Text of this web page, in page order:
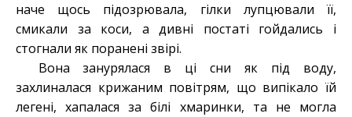
наче щось підозрювала, гілки лупцювали її,
смикали за коси, а дивні постаті гойдались і
стогнали як поранені звірі.
Вона занурялася в ці сни як під воду,
захлиналася крижаним повітрям, що випікало їй
легені, хапалася за білі хмаринки, та не могла